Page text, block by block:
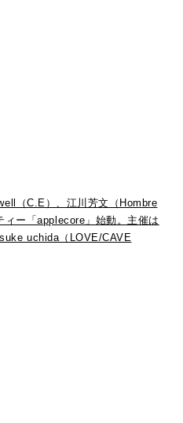
（C.E）、江川芳文（Hombre
ィー「applecore」始動。主催は
uchida（LOVE/CAVE